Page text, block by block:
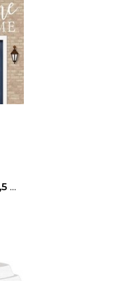
Tabletop house - 13,5 x 15 cm - Welcome home - 656200928295